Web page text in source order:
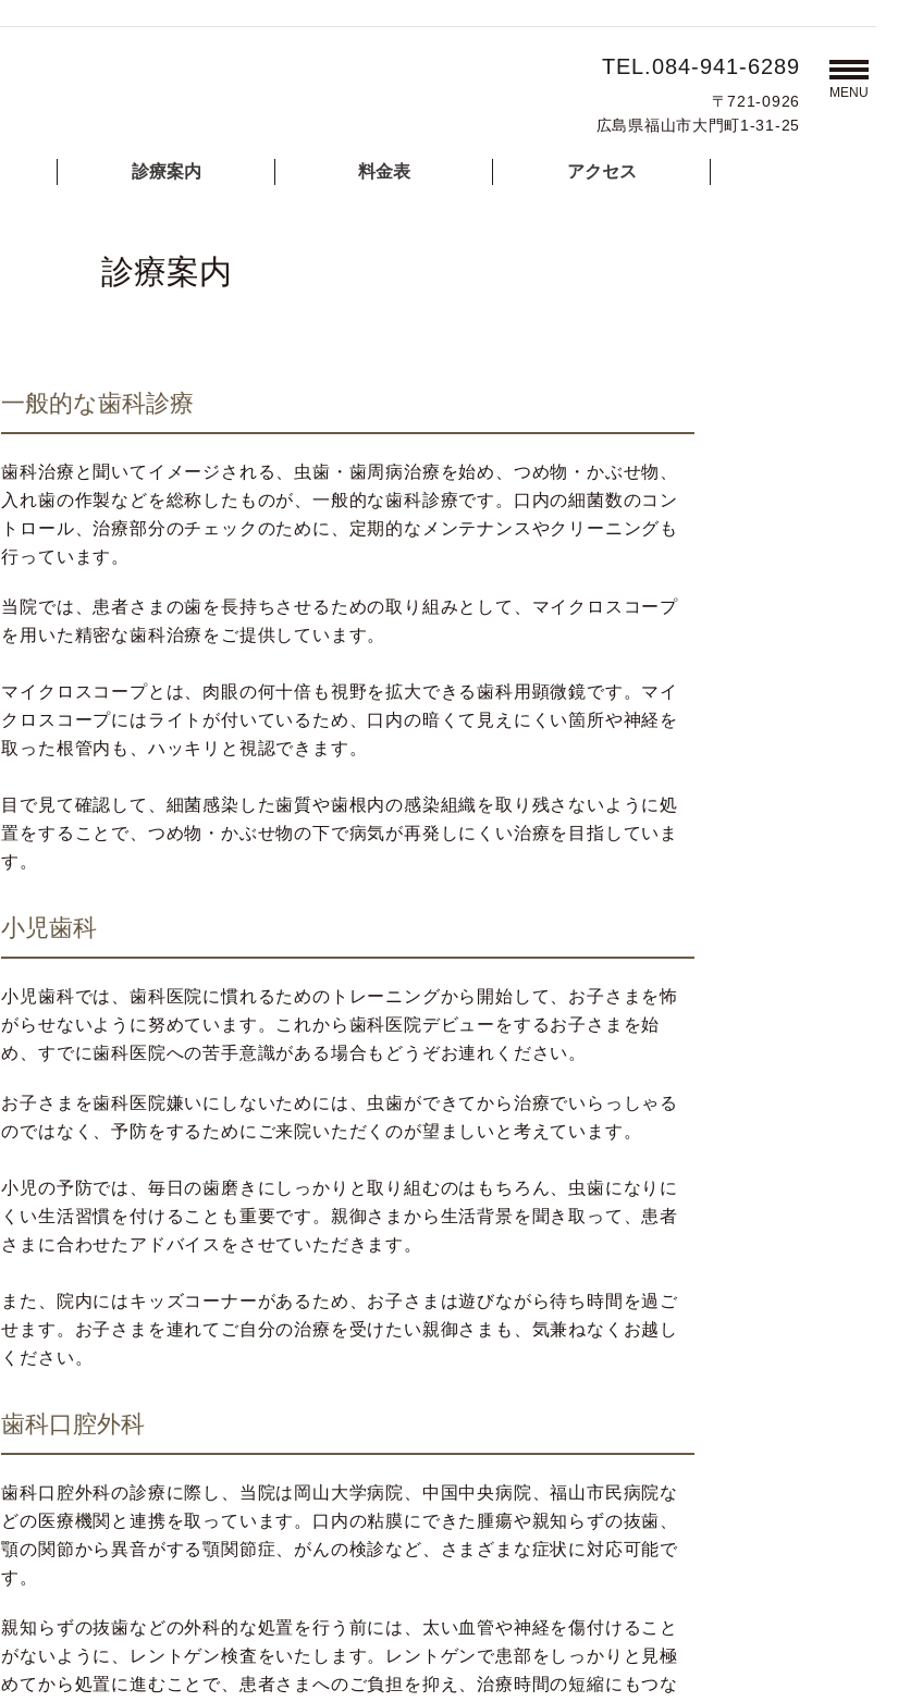
TEL.084-941-6289
〒721-0926
広島県福山市大門町1-31-25
MENU
診療案内 料金表 アクセス
診療案内
一般的な歯科診療
歯科治療と聞いてイメージされる、虫歯・歯周病治療を始め、つめ物・かぶせ物、
入れ歯の作製などを総称したものが、一般的な歯科診療です。口内の細菌数のコン
トロール、治療部分のチェックのために、定期的なメンテナンスやクリーニングも
行っています。
当院では、患者さまの歯を長持ちさせるための取り組みとして、マイクロスコープ
を用いた精密な歯科治療をご提供しています。
マイクロスコープとは、肉眼の何十倍も視野を拡大できる歯科用顕微鏡です。マイ
クロスコープにはライトが付いているため、口内の暗くて見えにくい箇所や神経を
取った根管内も、ハッキリと視認できます。
目で見て確認して、細菌感染した歯質や歯根内の感染組織を取り残さないように処
置をすることで、つめ物・かぶせ物の下で病気が再発しにくい治療を目指していま
す。
小児歯科
小児歯科では、歯科医院に慣れるためのトレーニングから開始して、お子さまを怖
がらせないように努めています。これから歯科医院デビューをするお子さまを始
め、すでに歯科医院への苦手意識がある場合もどうぞお連れください。
お子さまを歯科医院嫌いにしないためには、虫歯ができてから治療でいらっしゃる
のではなく、予防をするためにご来院いただくのが望ましいと考えています。
小児の予防では、毎日の歯磨きにしっかりと取り組むのはもちろん、虫歯になりに
くい生活習慣を付けることも重要です。親御さまから生活背景を聞き取って、患者
さまに合わせたアドバイスをさせていただきます。
また、院内にはキッズコーナーがあるため、お子さまは遊びながら待ち時間を過ご
せます。お子さまを連れてご自分の治療を受けたい親御さまも、気兼ねなくお越し
ください。
歯科口腔外科
歯科口腔外科の診療に際し、当院は岡山大学病院、中国中央病院、福山市民病院な
どの医療機関と連携を取っています。口内の粘膜にできた腫瘍や親知らずの抜歯、
顎の関節から異音がする顎関節症、がんの検診など、さまざまな症状に対応可能で
す。
親知らずの抜歯などの外科的な処置を行う前には、太い血管や神経を傷付けること
がないように、レントゲン検査をいたします。レントゲンで患部をしっかりと見極
めてから処置に進むことで、患者さまへのご負担を抑え、治療時間の短縮にもつな